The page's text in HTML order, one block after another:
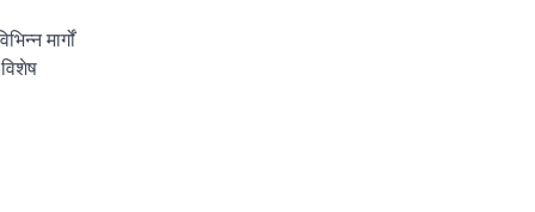
मार्गों
विशेष